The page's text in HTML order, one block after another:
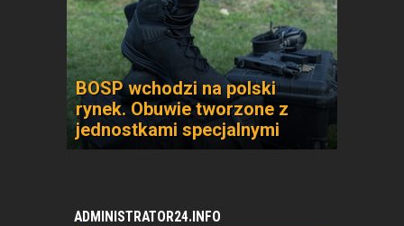
BOSP wchodzi na polski
rynek. Obuwie tworzone z
jednostkami specjalnymi
ADMINISTRATOR24.INFO